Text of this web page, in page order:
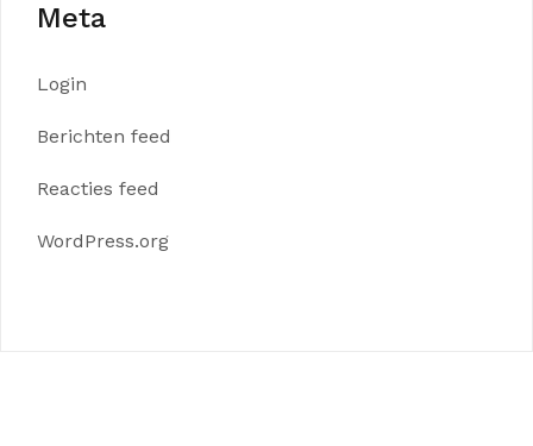
Meta
Login
Berichten feed
Reacties feed
WordPress.org